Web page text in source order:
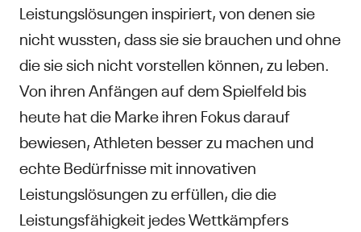
Leistungslösungen inspiriert, von denen sie
nicht wussten, dass sie sie brauchen und ohne
die sie sich nicht vorstellen können, zu leben.
Von ihren Anfängen auf dem Spielfeld bis
heute hat die Marke ihren Fokus darauf
bewiesen, Athleten besser zu machen und
echte Bedürfnisse mit innovativen
Leistungslösungen zu erfüllen, die die
Leistungsfähigkeit jedes Wettkämpfers